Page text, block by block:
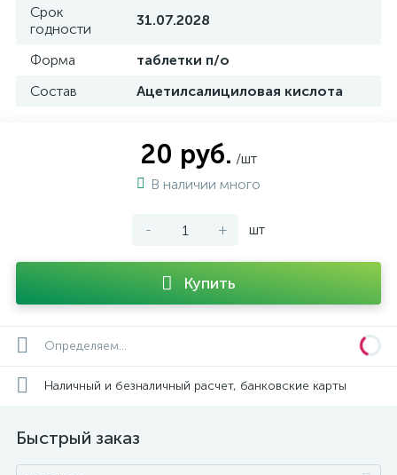
Срок
годности
31.07.2028
Форма
таблетки п/о
Состав
Ацетилсалициловая кислота
20 руб. /шт
В наличии много
- + шт
Купить
Определяем...
Наличный и безналичный расчет, банковские карты
Быстрый заказ